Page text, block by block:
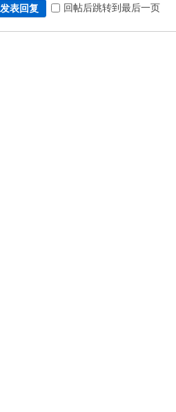
发表回复 回帖后跳转到最后一页